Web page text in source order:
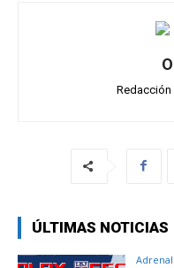
Redacción
ÚLTIMAS NOTICIAS